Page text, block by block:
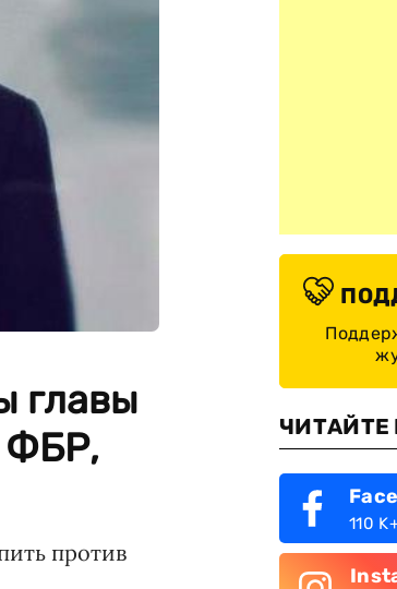
главы
ФБР,
против
ЧИТАЙТЕ
110